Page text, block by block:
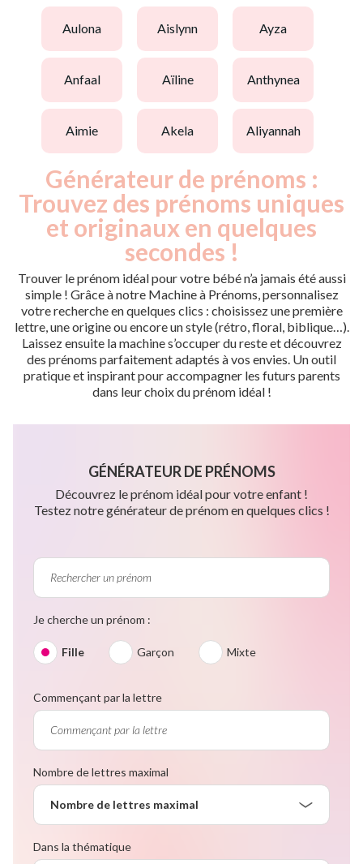
aulona aislynn ayza
anfaal aïline anthynea
aimie akela aliyannah
Générateur de prénoms :
Trouvez des prénoms uniques
et originaux en quelques
secondes !
Trouver le prénom idéal pour votre bébé n’a jamais été aussi
simple ! Grâce à notre Machine à Prénoms, personnalisez
votre recherche en quelques clics : choisissez une première
lettre, une origine ou encore un style (rétro, floral, biblique…).
Laissez ensuite la machine s’occuper du reste et découvrez
des prénoms parfaitement adaptés à vos envies. Un outil
pratique et inspirant pour accompagner les futurs parents
dans leur choix du prénom idéal !
GÉNÉRATEUR DE PRÉNOMS
Découvrez le prénom idéal pour votre enfant !
Testez notre générateur de prénom en quelques clics !
Je cherche un prénom :
Fille Garçon Mixte
Commençant par la lettre
Nombre de lettres maximal
Nombre de lettres maximal
Dans la thématique